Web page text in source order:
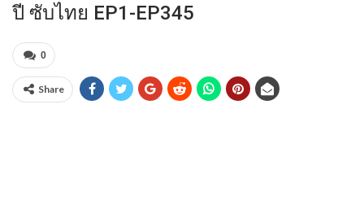
ปี ซับไทย EP1-EP345
0
Share